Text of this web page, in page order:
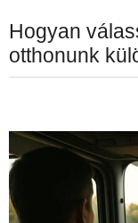
Hogyan
otthonunk